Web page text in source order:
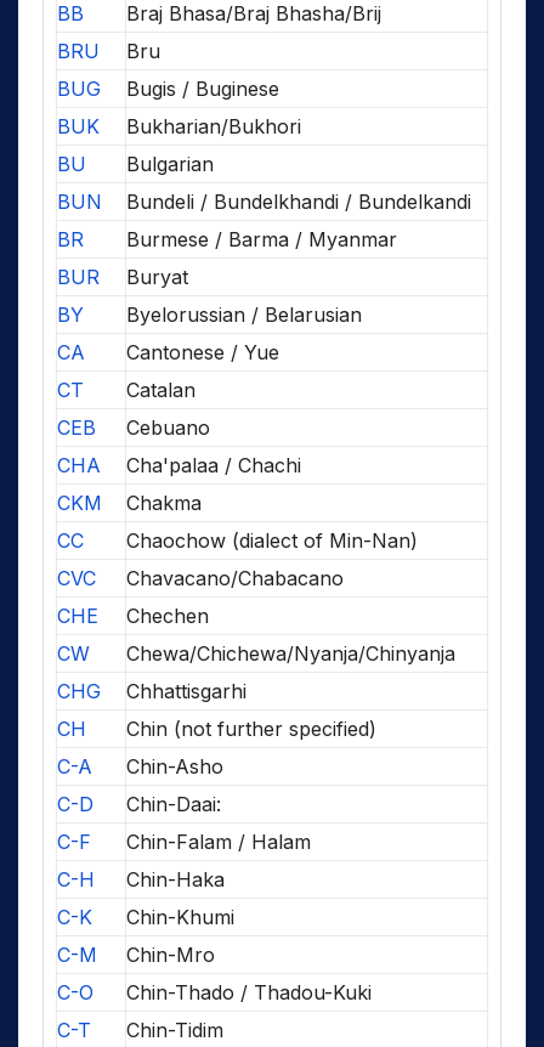
BB
Braj Bhasa/Braj Bhasha/Brij
BRU
Bru
BUG
Bugis / Buginese
BUK
Bukharian/Bukhori
BU
Bulgarian
BUN
Bundeli / Bundelkhandi / Bundelkandi
BR
Burmese / Barma / Myanmar
BUR
Buryat
BY
Byelorussian / Belarusian
CA
Cantonese / Yue
CT
Catalan
CEB
Cebuano
CHA
Cha'palaa / Chachi
CKM
Chakma
CC
Chaochow (dialect of Min-Nan)
CVC
Chavacano/Chabacano
CHE
Chechen
CW
Chewa/Chichewa/Nyanja/Chinyanja
CHG
Chhattisgarhi
CH
Chin (not further specified)
C-A
Chin-Asho
C-D
Chin-Daai:
C-F
Chin-Falam / Halam
C-H
Chin-Haka
C-K
Chin-Khumi
C-M
Chin-Mro
C-O
Chin-Thado / Thadou-Kuki
C-T
Chin-Tidim